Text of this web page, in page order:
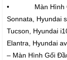
• Màn Hình Gối
Sonnata, Hyundai
Tucson, Hyundai
Elantra, Hyundai
– Màn Hình Gối